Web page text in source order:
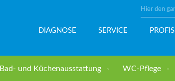
DIAGNOSE SERVICE PROFIS
Bad- und Küchenausstattung WC-Pflege